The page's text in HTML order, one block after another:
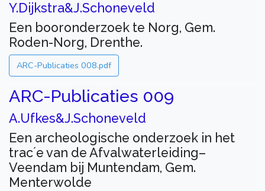
Y.Dijkstra&J.Schoneveld
Een booronderzoek te Norg, Gem.
Roden-Norg, Drenthe.
ARC-Publicaties 008.pdf
ARC-Publicaties 009
A.Ufkes&J.Schoneveld
Een archeologische onderzoek in het
trac´e van de Afvalwaterleiding–
Veendam bij Muntendam, Gem.
Menterwolde